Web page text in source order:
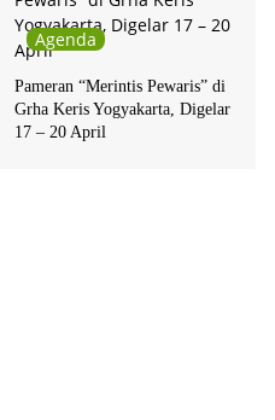
Agenda
Pameran “Merintis Pewaris” di
Grha Keris Yogyakarta, Digelar
17 – 20 April